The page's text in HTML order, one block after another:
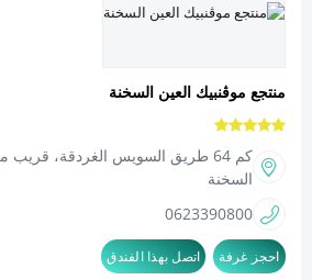
منتجع موڤنبيك العين السخنة
كم 64 طريق السويس الغردقة، قريب
السخنة
0623390800
احجز غرفة اتصل بهذا الفندق